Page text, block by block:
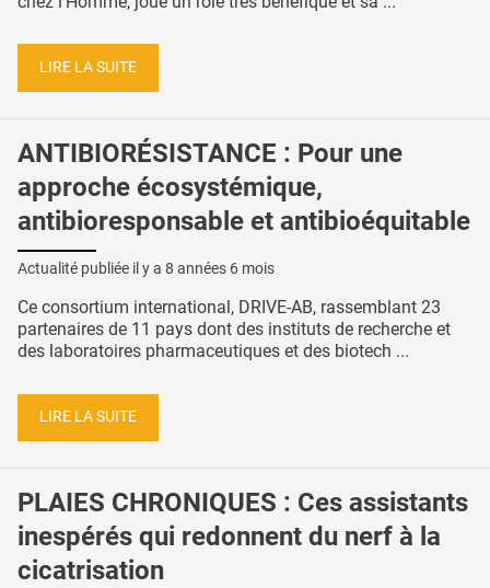
LIRE LA SUITE
ANTIBIORÉSISTANCE : Pour une
approche écosystémique,
antibioresponsable et antibioéquitable
Actualité publiée il y a 8 années 6 mois
Ce consortium international, DRIVE-AB, rassemblant 23
partenaires de 11 pays dont des instituts de recherche et
des laboratoires pharmaceutiques et des biotech ...
LIRE LA SUITE
PLAIES CHRONIQUES : Ces assistants
inespérés qui redonnent du nerf à la
cicatrisation